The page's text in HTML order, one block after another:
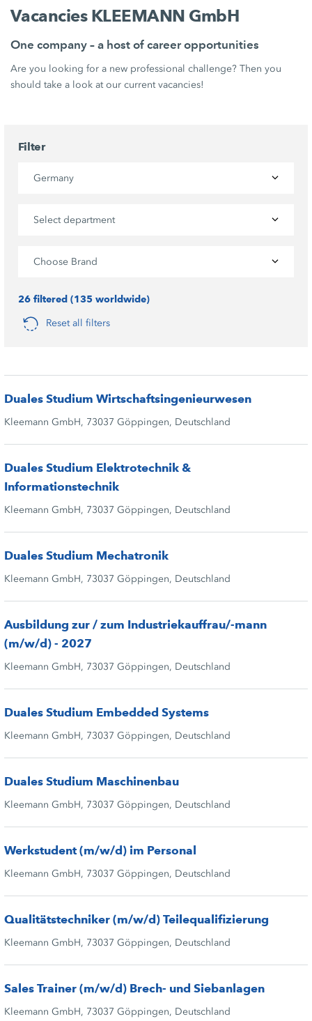
Vacancies KLEEMANN GmbH
One company – a host of career opportunities
Are you looking for a new professional challenge? Then you
should take a look at our current vacancies!
Filter
Germany
Select department
Choose Brand
26 filtered (135 worldwide)
Reset all filters
Duales Studium Wirtschaftsingenieurwesen
Kleemann GmbH, 73037 Göppingen, Deutschland
Duales Studium Elektrotechnik &
Informationstechnik
Kleemann GmbH, 73037 Göppingen, Deutschland
Duales Studium Mechatronik
Kleemann GmbH, 73037 Göppingen, Deutschland
Ausbildung zur / zum Industriekauffrau/-mann
(m/w/d) - 2027
Kleemann GmbH, 73037 Göppingen, Deutschland
Duales Studium Embedded Systems
Kleemann GmbH, 73037 Göppingen, Deutschland
Duales Studium Maschinenbau
Kleemann GmbH, 73037 Göppingen, Deutschland
Werkstudent (m/w/d) im Personal
Kleemann GmbH, 73037 Göppingen, Deutschland
Qualitätstechniker (m/w/d) Teilequalifizierung
Kleemann GmbH, 73037 Göppingen, Deutschland
Sales Trainer (m/w/d) Brech- und Siebanlagen
Kleemann GmbH, 73037 Göppingen, Deutschland